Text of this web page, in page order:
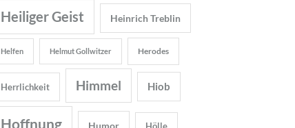
Heiliger Geist Heinrich Treblin
Helfen Helmut Gollwitzer Herodes
Herrlichkeit Himmel Hiob
Hoffnung Humor